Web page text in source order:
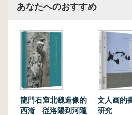
あなたへのおすすめ
龍門石窟北魏造像的
西漸 従洛陽到河隴
文人画的
研究